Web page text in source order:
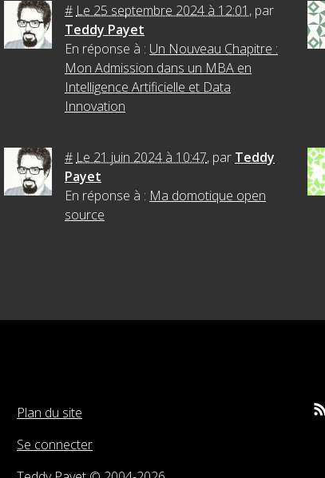
# Le 25 septembre 2024 à 12:01 , par
Teddy Payet
En réponse à : Un Nouveau Chapitre :
Mon Admission dans un MBA en
Intelligence Artificielle et Data
Innovation
# Le 21 juin 2024 à 10:47, par Teddy
Payet
En réponse à : Ma domotique open
source
Plan du site
Se connecter